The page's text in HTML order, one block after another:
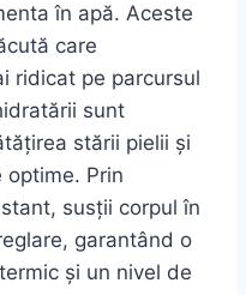
în apă. Aceste
care
ridicat pe parcursul
sunt
stării pielii și
optime. Prin
susții corpul în
garantând o
și un nivel de